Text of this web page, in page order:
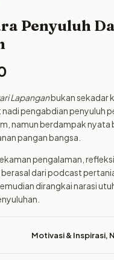
Penyuluh
Lapanganbukan sekadar
pengabdian penyuluh
namun berdampak nyata
pangan bangsa.
pengalaman,
dari podcast
dirangkai narasi
Motivasi & Inspirasi,